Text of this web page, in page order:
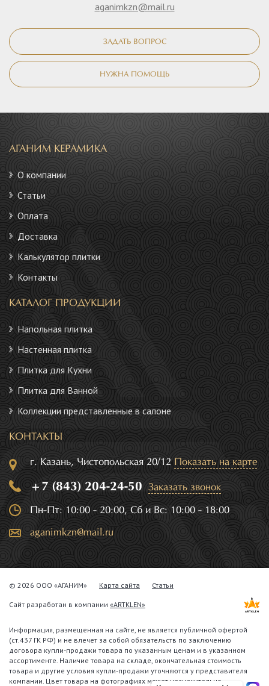
aganimkzn@mail.ru
ЗАДАТЬ ВОПРОС
НУЖНА ПОМОЩЬ
АГАНИМ КЕРАМИКА
О компании
Статьи
Оплата
Доставка
Калькулятор плитки
Контакты
КАТАЛОГ ПРОДУКЦИИ
Напольная плитка
Настенная плитка
Плитка для Кухни
Плитка для Ванной
Коллекции представленные в салоне
КОНТАКТЫ
г. Казань, Чистопольская 20/12 Показать на карте
+7 (843) 204-24-50 Заказать звонок
Пн-Пт: 10:00 - 20:00, Сб и Вс: 10:00 - 18:00
aganimkzn@mail.ru
© 2026 ООО «АГАНИМ» Карта сайта Статьи
Сайт разработан в компании «ARTKLEN»
Информация, размещенная на сайте, не является публичной офертой
(ст.437 ГК РФ) и не влечет за собой обязательств по заключению
договора купли-продажи товара по указанным ценам и в указанном
ассортименте. Наличие товара на складе, окончательная стоимость
товара и другие условия купли-продажи уточняются у представителя
компании. Цвет товара на фотографиях может незначительно